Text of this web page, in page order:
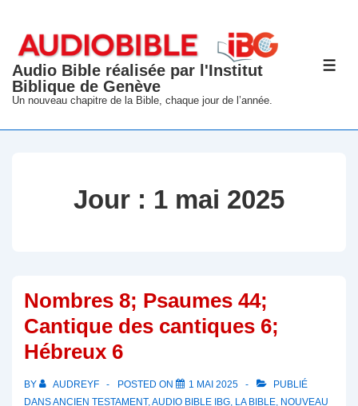
passer
contenu
principal
Audio Bible réalisée par l'Institut
Biblique de Genève
Un nouveau chapitre de la Bible, chaque jour de l’année.
Jour : 1 mai 2025
Nombres 8; Psaumes 44;
Cantique des cantiques 6;
Hébreux 6
BY AUDREYF POSTED ON 1 MAI 2025
PUBLIÉ
DANSANCIEN TESTAMENT,AUDIO BIBLE IBG, LA BIBLE, NOUVEAU